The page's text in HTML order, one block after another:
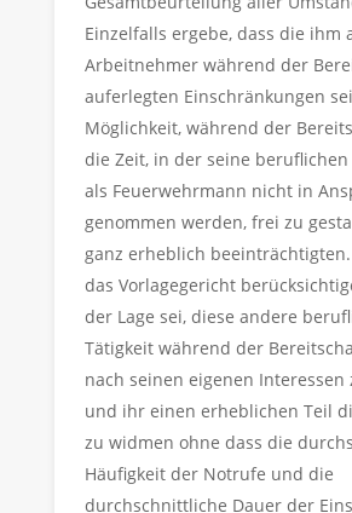
Einzelfalls ergebe, dass die ihm
Arbeitnehmer während der
auferlegten Einschränkungen
Möglichkeit, während der
die Zeit, in der seine beruflichen
als Feuerwehrmann nicht in
genommen werden, frei zu
ganz erheblich beeinträchtigten.
das Vorlagegericht
der Lage sei, diese andere
Tätigkeit während der
nach seinen eigenen
und ihr einen erheblichen Teil
zu widmen ohne dass die
Häufigkeit der Notrufe und die
durchschnittliche Dauer der